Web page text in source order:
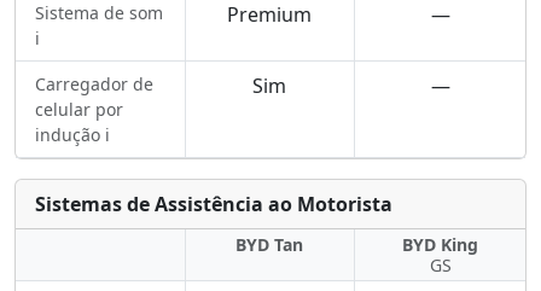
Sistema de som
ℹ️
Premium —
Carregador de
celular por
indução ℹ️
Sim —
Sistemas de Assistência ao Motorista
BYD Tan
BYD King
GS